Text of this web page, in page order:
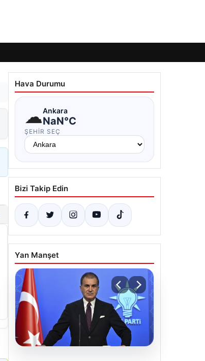
Hava Durumu
☁Ankara
NaN°C
ŞEHIR SEÇ
Bizi Takip Edin
Yan Manşet